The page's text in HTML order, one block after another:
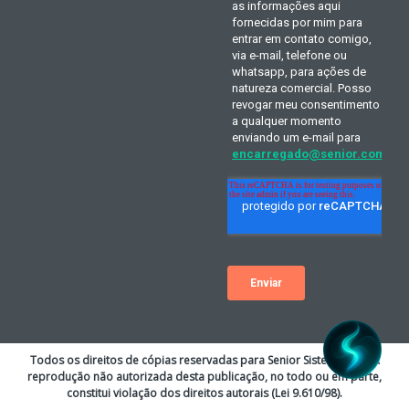
Todos os direitos de cópias reservadas para Senior Sistemas S.A. A
reprodução não autorizada desta publicação, no todo ou em parte,
constitui violação dos direitos autorais (Lei 9.610/98).